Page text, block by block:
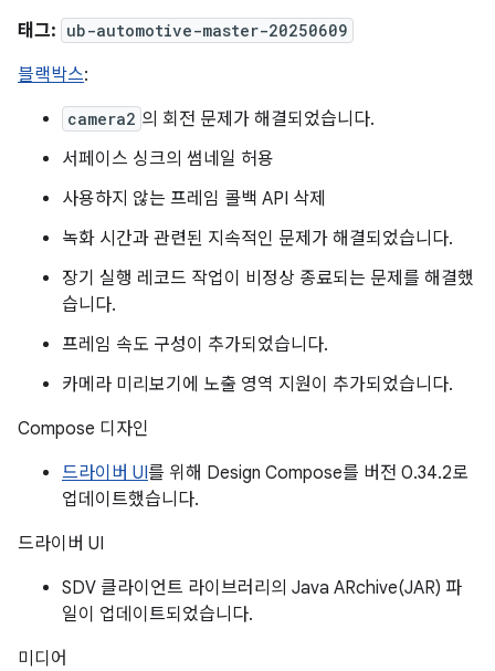
태그: ub-automotive-master-20250609
블랙박스:
camera2 의 회전 문제가 해결되었습니다.
서페이스 싱크의 썸네일 허용
사용하지 않는 프레임 콜백 API 삭제
녹화 시간과 관련된 지속적인 문제가 해결되었습니다.
장기 실행 레코드 작업이 비정상 종료되는 문제를 해결했
습니다.
프레임 속도 구성이 추가되었습니다.
카메라 미리보기에 노출 영역 지원이 추가되었습니다.
Compose 디자인
드라이버 UI를 위해 Design Compose를 버전 0.34.2로
업데이트했습니다.
드라이버 UI
SDV 클라이언트 라이브러리의 Java ARchive(JAR) 파
일이 업데이트되었습니다.
미디어